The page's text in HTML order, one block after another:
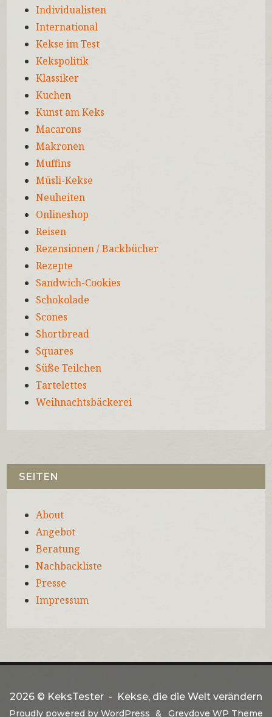
Individualisten
International
Kekse im Test
Kekspolitik
Klassiker
Kuchen
Kunst am Keks
Macarons
Makronen
Muffins
Müsli-Kekse
Neuheiten
Onlineshop
Reisen
Rezensionen / Backbücher
Rezepte
Sandwich-Cookies
Schokolade
Scones
Shortbread
Squares
Süße Teilchen
Tartelettes
Weihnachtsbäckerei
SEITEN
About
Angebot
Beratung
Nachbackliste
Presse
Impressum
2026 © KeksTester Kekse, die die Welt verändern
Proudly powered byWordPress Greydove WP Theme